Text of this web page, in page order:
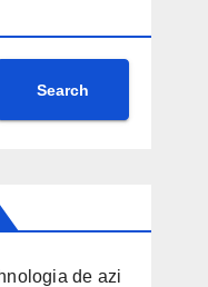
Search
de azi